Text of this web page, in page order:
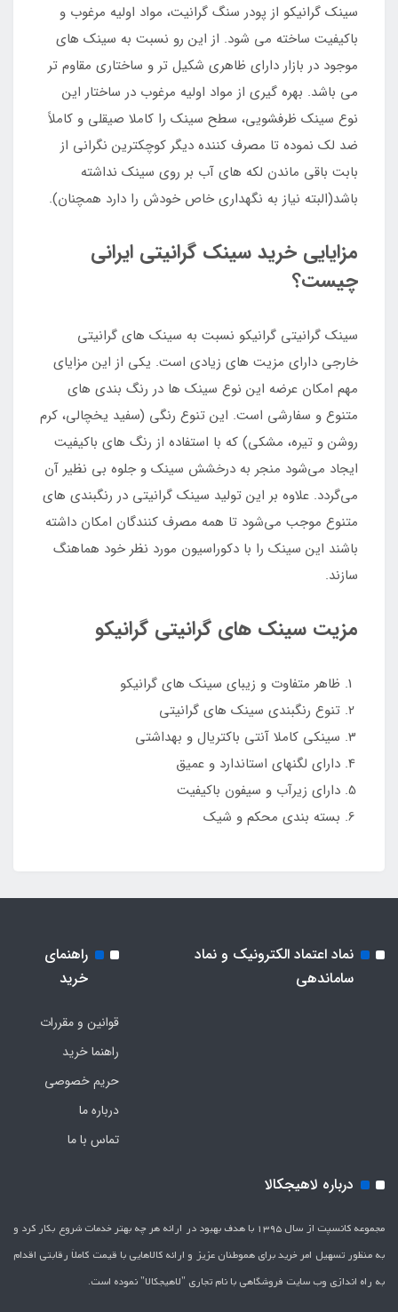
سینک گرانیکو از پودر سنگ گرانیت، مواد اولیه مرغوب و
باکیفیت ساخته می شود. از این رو نسبت به سینک های
موجود در بازار دارای ظاهری شکیل تر و ساختاری مقاوم تر
می باشد. بهره گیری از مواد اولیه مرغوب در ساختار این
نوع سینک ظرفشویی، سطح سینک را کاملا صیقلی و کاملاً
ضد لک نموده تا مصرف کننده دیگر کوچکترین نگرانی از
بابت باقی ماندن لکه های آب بر روی سینک نداشته
باشد(البته نیاز به نگهداری خاص خودش را دارد همچنان).
مزایایی خرید سینک گرانیتی ایرانی
چیست؟
سینک گرانیتی گرانیکو نسبت به سینک های گرانیتی
خارجی دارای مزیت های زیادی است. یکی از این مزایای
مهم امکان عرضه این نوع سینک ها در رنگ بندی های
متنوع و سفارشی است. این تنوع رنگی (سفید یخچالی، کرم
روشن و تیره، مشکی) که با استفاده از رنگ های باکیفیت
ایجاد می‌شود منجر به درخشش سینک و جلوه بی نظیر آن
می‌گردد. علاوه بر این تولید سینک گرانیتی در رنگبندی های
متنوع موجب می‌شود تا همه مصرف کنندگان امکان داشته
باشند این سینک را با دکوراسیون مورد نظر خود هماهنگ
سازند.
مزیت سینک های گرانیتی گرانیکو
ظاهر متفاوت و زیبای سینک های گرانیکو
تنوع رنگبندی سینک های گرانیتی
سینکی کاملا آنتی باکتریال و بهداشتی
دارای لگنهای استاندارد و عمیق
دارای زیرآب و سیفون باکیفیت
بسته بندی محکم و شیک
نماد اعتماد الکترونیک و نماد
ساماندهی
راهنمای
خرید
قوانین و مقررات
راهنما خرید
حریم خصوصی
درباره ما
تماس با ما
درباره لاهیجکالا
مجموعه کانسپت از سال 1395 با هدف بهبود در ارائه هر چه بهتر خدمات شروع بکار کرد و
به منظور تسهیل امر خرید برای هموطنان عزیز و ارائه کالاهایی با قیمت کاملاَ رقابتی اقدام
به راه اندازی وب سایت فروشگاهی با نام تجاری "لاهیج­کالا" نموده است.